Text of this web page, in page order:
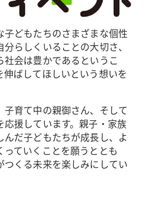
どもたちのさまざまな個性
らしくいることの大切さ、
会は豊かであるというこ
ばしてほしいという想いを
子育て中の親御さん、そして
援しています。親子・家族
だ子どもたちが成長し、よ
ていくことを願うととも
つくる未来を楽しみにしてい